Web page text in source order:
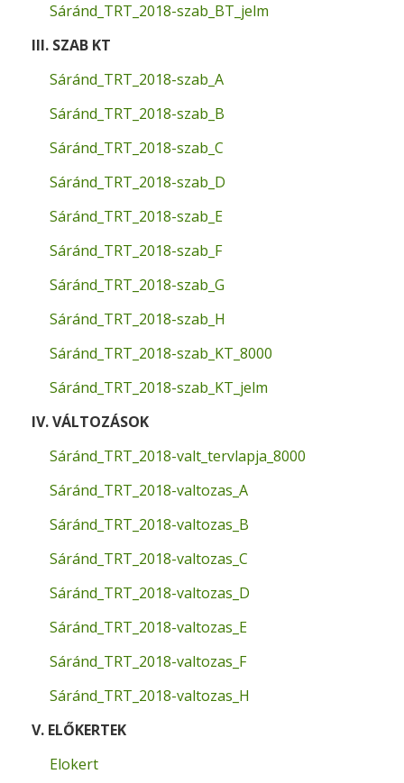
Sáránd_TRT_2018-szab_BT_jelm
III. SZAB KT
Sáránd_TRT_2018-szab_A
Sáránd_TRT_2018-szab_B
Sáránd_TRT_2018-szab_C
Sáránd_TRT_2018-szab_D
Sáránd_TRT_2018-szab_E
Sáránd_TRT_2018-szab_F
Sáránd_TRT_2018-szab_G
Sáránd_TRT_2018-szab_H
Sáránd_TRT_2018-szab_KT_8000
Sáránd_TRT_2018-szab_KT_jelm
IV. VÁLTOZÁSOK
Sáránd_TRT_2018-valt_tervlapja_8000
Sáránd_TRT_2018-valtozas_A
Sáránd_TRT_2018-valtozas_B
Sáránd_TRT_2018-valtozas_C
Sáránd_TRT_2018-valtozas_D
Sáránd_TRT_2018-valtozas_E
Sáránd_TRT_2018-valtozas_F
Sáránd_TRT_2018-valtozas_H
V. ELŐKERTEK
Elokert